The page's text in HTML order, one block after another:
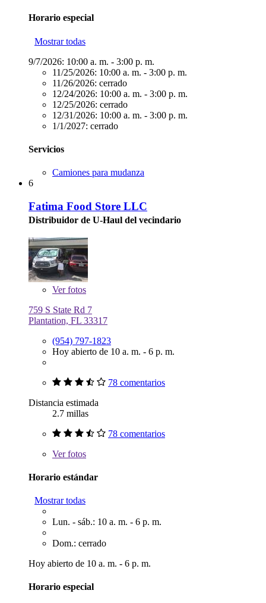
Horario especial
Mostrar todas
9/7/2026: 10:00 a. m. - 3:00 p. m.
11/25/2026: 10:00 a. m. - 3:00 p. m.
11/26/2026: cerrado
12/24/2026: 10:00 a. m. - 3:00 p. m.
12/25/2026: cerrado
12/31/2026: 10:00 a. m. - 3:00 p. m.
1/1/2027: cerrado
Servicios
Camiones para mudanza
6
Fatima Food Store LLC
Distribuidor de U-Haul del vecindario
Verfotos
759 S State Rd 7
Plantation, FL 33317
(954) 797-1823
Hoy abierto de 10 a. m. - 6 p. m.
78 comentarios
Distancia estimada
2.7 millas
78 comentarios
Verfotos
Horario estándar
Mostrar todas
Lun. - sáb.: 10 a. m. - 6 p. m.
Dom.: cerrado
Hoy abierto de 10 a. m. - 6 p. m.
Horario especial